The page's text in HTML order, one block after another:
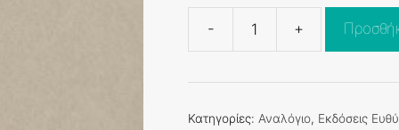
-
ΜΥΣΤΗΡΙΟ
ΤΟΥ
+
Κατηγορίες: Αναλόγιο, Εκδόσεις